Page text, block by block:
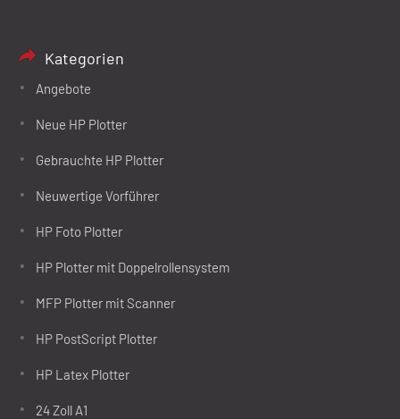
Kategorien
Angebote
Neue HP Plotter
Gebrauchte HP Plotter
Neuwertige Vorführer
HP Foto Plotter
HP Plotter mit Doppelrollensystem
MFP Plotter mit Scanner
HP PostScript Plotter
HP Latex Plotter
24 Zoll A1